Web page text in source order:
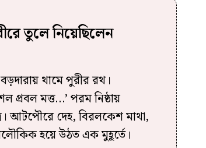
তুলে নিয়েছিলেন
থামে পুরীর রথ।
প্রবল মত্ত…’ পরম নিষ্ঠায়
আটপৌরে দেহ, বিরলকেশ মাথা,
হয়ে উঠত এক মুহূর্তে।